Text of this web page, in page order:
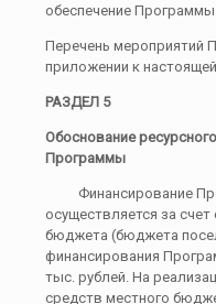
обеспечение
Перечень мероприятий
приложении к
РАЗДЕЛ 5
Обоснование
Программы
Финансирование
осуществляется за
бюджета (бюджета
финансирования
тыс. рублей. На
средств местного